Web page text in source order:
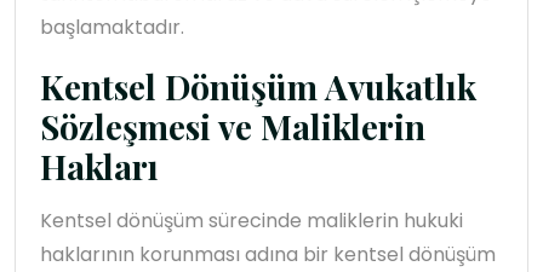
başlamaktadır.
Kentsel Dönüşüm Avukatlık
Sözleşmesi ve Maliklerin
Hakları
Kentsel dönüşüm sürecinde maliklerin hukuki
haklarının korunması adına bir kentsel dönüşüm